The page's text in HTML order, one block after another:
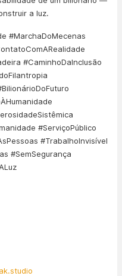
a luz.
#MarchaDoMecenas
#CaminhoDaInclusão
#ServiçoPúblico
#TrabalhoInvisível
#SemSegurança